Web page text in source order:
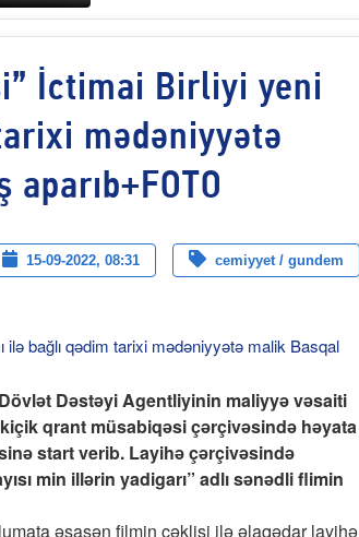
vizası —İctimai Birliyi yeni
mədəniyyətə
15-09-2022, 08:31 cemiyyet / gundem
Dəstəyi Agentliyinin maliyyə vəsaiti
qrant müsabiqəsi çərçivəsində həyata
start verib. Layihə çərçivəsində
min illərin yadigarı” adlı sənədli flimin
əsasən filmin çəklişi ilə əlaqədar layihə